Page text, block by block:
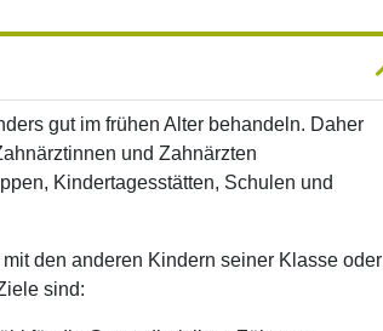
gut im frühen Alter behandeln. Daher
und Zahnärzten
Kindertagesstätten, Schulen und
den anderen Kindern seiner Klasse oder
sind: